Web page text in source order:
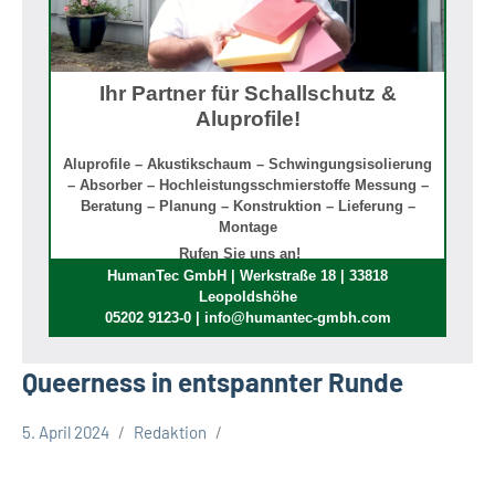
Ihr Partner für Schallschutz &
Aluprofile!
Aluprofile – Akustikschaum – Schwingungsisolierung
– Absorber – Hochleistungsschmierstoffe Messung –
Beratung – Planung – Konstruktion – Lieferung –
Montage
Rufen Sie uns an!
HumanTec GmbH | Werkstraße 18 | 33818
Leopoldshöhe
05202 9123-0 | info@humantec-gmbh.com
Queerness in entspannter Runde
5. April 2024 Redaktion